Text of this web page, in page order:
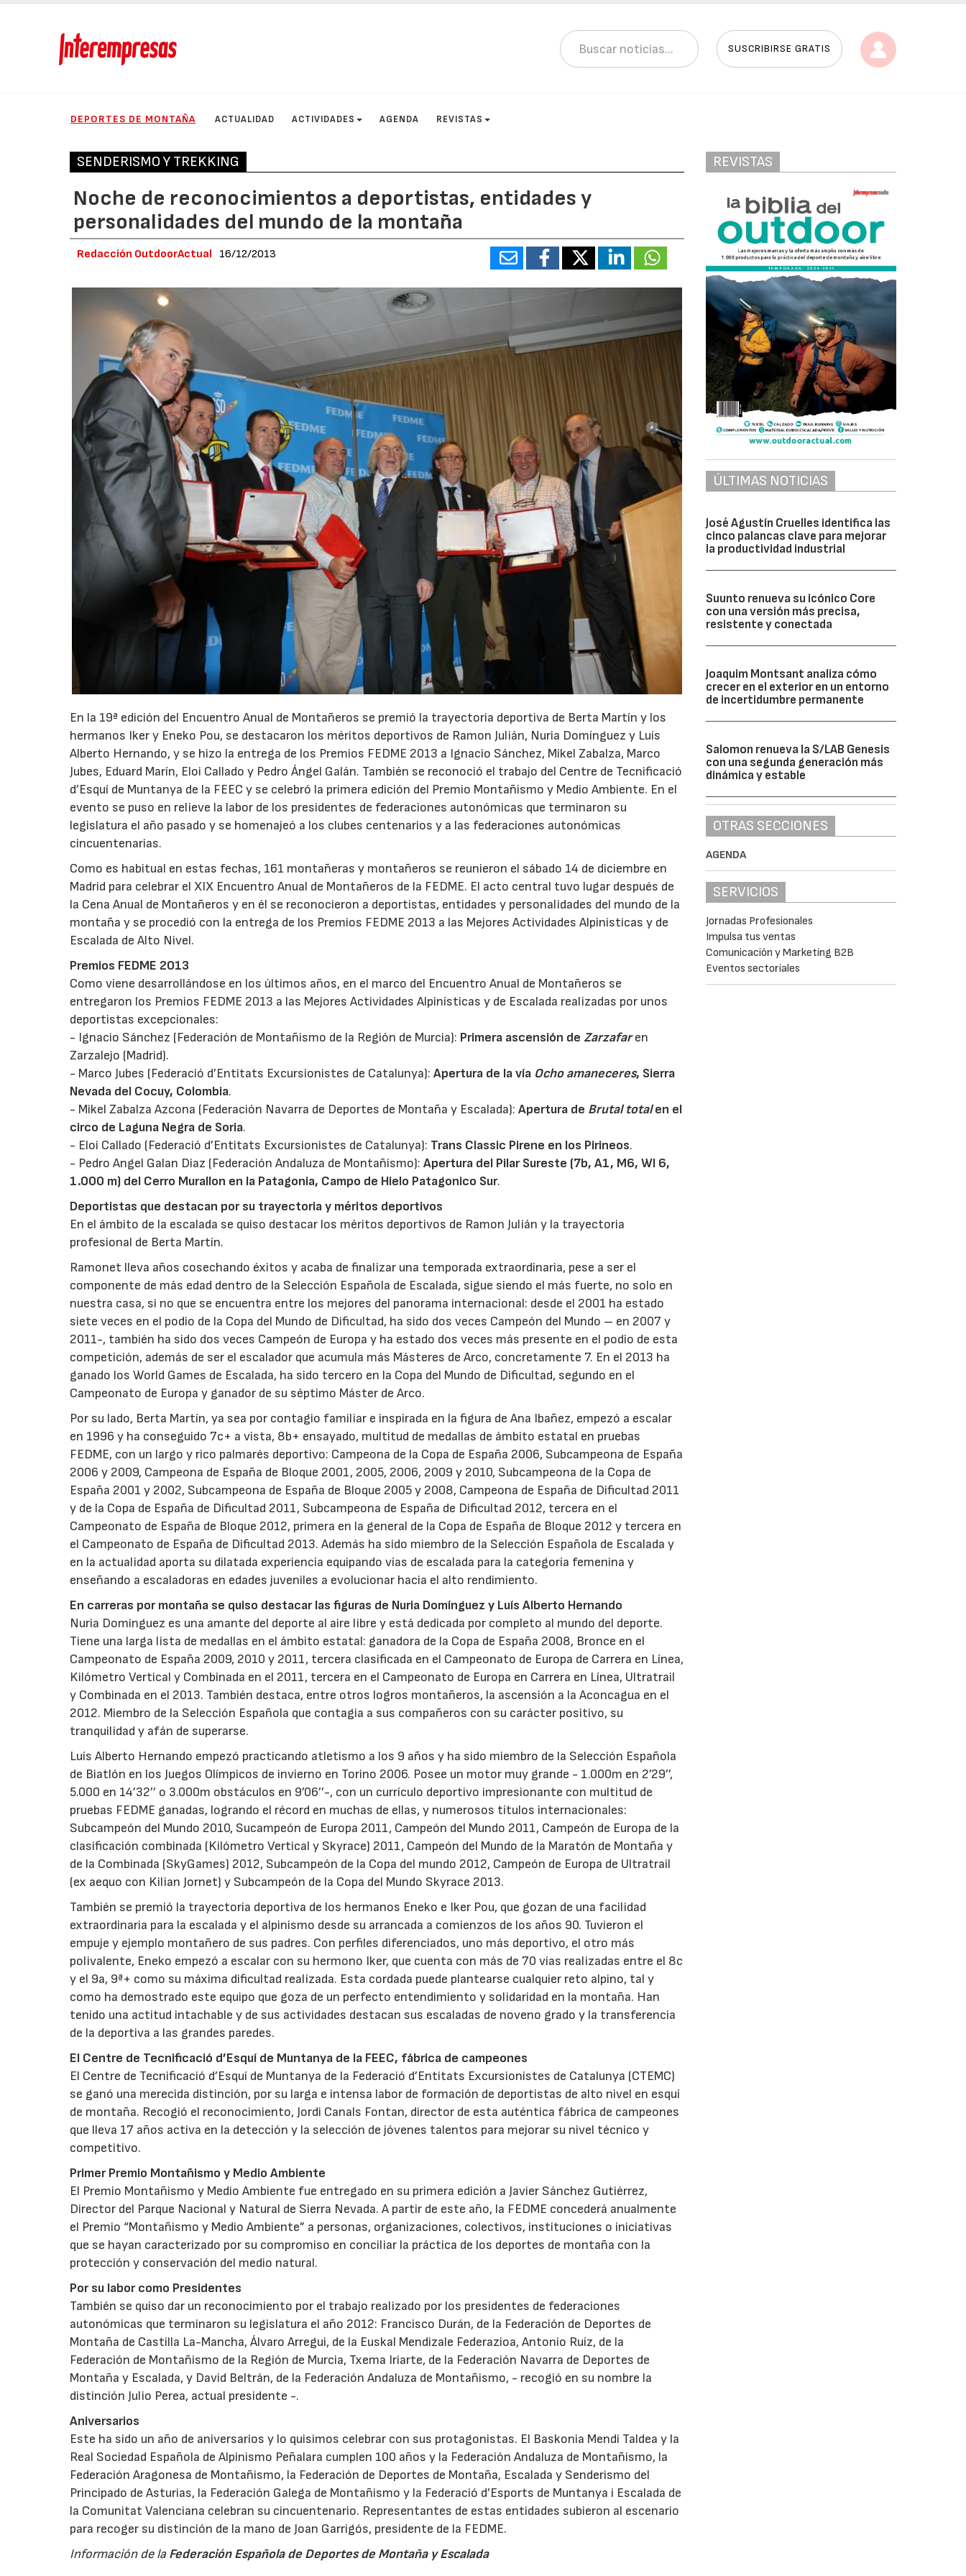
SUSCRIBIRSE GRATIS
DEPORTES DE MONTAÑA ACTUALIDAD ACTIVIDADES AGENDA REVISTAS
SENDERISMO Y TREKKING
Noche de reconocimientos a deportistas, entidades y
personalidades del mundo de la montaña
Redacción OutdoorActual 16/12/2013
En la 19ª edición del Encuentro Anual de Montañeros se premió la trayectoria deportiva de Berta Martín y los
hermanos Iker y Eneko Pou, se destacaron los méritos deportivos de Ramon Julián, Nuria Domínguez y Luís
Alberto Hernando, y se hizo la entrega de los Premios FEDME 2013 a Ignacio Sánchez, Mikel Zabalza, Marco
Jubes, Eduard Marín, Eloi Callado y Pedro Ángel Galán. También se reconoció el trabajo del Centre de Tecnificació
d’Esquí de Muntanya de la FEEC y se celebró la primera edición del Premio Montañismo y Medio Ambiente. En el
evento se puso en relieve la labor de los presidentes de federaciones autonómicas que terminaron su
legislatura el año pasado y se homenajeó a los clubes centenarios y a las federaciones autonómicas
cincuentenarias.
Como es habitual en estas fechas, 161 montañeras y montañeros se reunieron el sábado 14 de diciembre en
Madrid para celebrar el XIX Encuentro Anual de Montañeros de la FEDME. El acto central tuvo lugar después de
la Cena Anual de Montañeros y en él se reconocieron a deportistas, entidades y personalidades del mundo de la
montaña y se procedió con la entrega de los Premios FEDME 2013 a las Mejores Actividades Alpinísticas y de
Escalada de Alto Nivel.
Premios FEDME 2013
Como viene desarrollándose en los últimos años, en el marco del Encuentro Anual de Montañeros se
entregaron los Premios FEDME 2013 a las Mejores Actividades Alpinísticas y de Escalada realizadas por unos
deportistas excepcionales:
- Ignacio Sánchez (Federación de Montañismo de la Región de Murcia): Primera ascensión deZarzafaren
Zarzalejo (Madrid).
- Marco Jubes (Federació d’Entitats Excursionistes de Catalunya):Apertura de la vía Ocho amaneceres, Sierra
Nevada del Cocuy, Colombia.
- Mikel Zabalza Azcona (Federación Navarra de Deportes de Montaña y Escalada):Apertura de Brutal totalen el
circo de Laguna Negra de Soria.
- Eloi Callado (Federació d’Entitats Excursionistes de Catalunya): Trans Classic Pirene en los Pirineos.
- Pedro Angel Galan Diaz (Federación Andaluza de Montañismo):Apertura del Pilar Sureste (7b, A1, M6, WI 6,
1.000 m) del Cerro Murallon en la Patagonia, Campo de Hielo Patagonico Sur.
Deportistas que destacan por su trayectoria y méritos deportivos
En el ámbito de la escalada se quiso destacar los méritos deportivos de Ramon Julián y la trayectoria
profesional de Berta Martín.
Ramonet lleva años cosechando éxitos y acaba de finalizar una temporada extraordinaria, pese a ser el
componente de más edad dentro de la Selección Española de Escalada, sigue siendo el más fuerte, no solo en
nuestra casa, si no que se encuentra entre los mejores del panorama internacional: desde el 2001 ha estado
siete veces en el podio de la Copa del Mundo de Dificultad, ha sido dos veces Campeón del Mundo – en 2007 y
2011-, también ha sido dos veces Campeón de Europa y ha estado dos veces más presente en el podio de esta
competición, además de ser el escalador que acumula más Másteres de Arco, concretamente 7. En el 2013 ha
ganado los World Games de Escalada, ha sido tercero en la Copa del Mundo de Dificultad, segundo en el
Campeonato de Europa y ganador de su séptimo Máster de Arco.
Por su lado, Berta Martín, ya sea por contagio familiar e inspirada en la figura de Ana Ibañez, empezó a escalar
en 1996 y ha conseguido 7c+ a vista, 8b+ ensayado, multitud de medallas de ámbito estatal en pruebas
FEDME, con un largo y rico palmarés deportivo: Campeona de la Copa de España 2006, Subcampeona de España
2006 y 2009, Campeona de España de Bloque 2001, 2005, 2006, 2009 y 2010, Subcampeona de la Copa de
España 2001 y 2002, Subcampeona de España de Bloque 2005 y 2008, Campeona de España de Dificultad 2011
y de la Copa de España de Dificultad 2011, Subcampeona de España de Dificultad 2012, tercera en el
Campeonato de España de Bloque 2012, primera en la general de la Copa de España de Bloque 2012 y tercera en
el Campeonato de España de Dificultad 2013. Además ha sido miembro de la Selección Española de Escalada y
en la actualidad aporta su dilatada experiencia equipando vías de escalada para la categoría femenina y
enseñando a escaladoras en edades juveniles a evolucionar hacia el alto rendimiento.
En carreras por montaña se quiso destacar las figuras de Nuria Domínguez y Luís Alberto Hernando
Nuria Dominguez es una amante del deporte al aire libre y está dedicada por completo al mundo del deporte.
Tiene una larga lista de medallas en el ámbito estatal: ganadora de la Copa de España 2008, Bronce en el
Campeonato de España 2009, 2010 y 2011, tercera clasificada en el Campeonato de Europa de Carrera en Línea,
Kilómetro Vertical y Combinada en el 2011, tercera en el Campeonato de Europa en Carrera en Línea, Ultratrail
y Combinada en el 2013. También destaca, entre otros logros montañeros, la ascensión a la Aconcagua en el
2012. Miembro de la Selección Española que contagia a sus compañeros con su carácter positivo, su
tranquilidad y afán de superarse.
Luís Alberto Hernando empezó practicando atletismo a los 9 años y ha sido miembro de la Selección Española
de Biatlón en los Juegos Olímpicos de invierno en Torino 2006. Posee un motor muy grande - 1.000m en 2’29’’,
5.000 en 14’32’’ o 3.000m obstáculos en 9’06’’-, con un currículo deportivo impresionante con multitud de
pruebas FEDME ganadas, logrando el récord en muchas de ellas, y numerosos títulos internacionales:
Subcampeón del Mundo 2010, Sucampeón de Europa 2011, Campeón del Mundo 2011, Campeón de Europa de la
clasificación combinada (Kilómetro Vertical y Skyrace) 2011, Campeón del Mundo de la Maratón de Montaña y
de la Combinada (SkyGames) 2012, Subcampeón de la Copa del mundo 2012, Campeón de Europa de Ultratrail
(ex aequo con Kilian Jornet) y Subcampeón de la Copa del Mundo Skyrace 2013.
También se premió la trayectoria deportiva de los hermanos Eneko e Iker Pou, que gozan de una facilidad
extraordinaria para la escalada y el alpinismo desde su arrancada a comienzos de los años 90. Tuvieron el
empuje y ejemplo montañero de sus padres. Con perfiles diferenciados, uno más deportivo, el otro más
polivalente, Eneko empezó a escalar con su hermono Iker, que cuenta con más de 70 vías realizadas entre el 8c
y el 9a, 9ª+ como su máxima dificultad realizada. Esta cordada puede plantearse cualquier reto alpino, tal y
como ha demostrado este equipo que goza de un perfecto entendimiento y solidaridad en la montaña. Han
tenido una actitud intachable y de sus actividades destacan sus escaladas de noveno grado y la transferencia
de la deportiva a las grandes paredes.
El Centre de Tecnificació d’Esquí de Muntanya de la FEEC, fábrica de campeones
El Centre de Tecnificació d’Esquí de Muntanya de la Federació d’Entitats Excursionistes de Catalunya (CTEMC)
se ganó una merecida distinción, por su larga e intensa labor de formación de deportistas de alto nivel en esquí
de montaña. Recogió el reconocimiento, Jordi Canals Fontan, director de esta auténtica fábrica de campeones
que lleva 17 años activa en la detección y la selección de jóvenes talentos para mejorar su nivel técnico y
competitivo.
Primer Premio Montañismo y Medio Ambiente
El Premio Montañismo y Medio Ambiente fue entregado en su primera edición a Javier Sánchez Gutiérrez,
Director del Parque Nacional y Natural de Sierra Nevada. A partir de este año, la FEDME concederá anualmente
el Premio “Montañismo y Medio Ambiente” a personas, organizaciones, colectivos, instituciones o iniciativas
que se hayan caracterizado por su compromiso en conciliar la práctica de los deportes de montaña con la
protección y conservación del medio natural.
Por su labor como Presidentes
También se quiso dar un reconocimiento por el trabajo realizado por los presidentes de federaciones
autonómicas que terminaron su legislatura el año 2012: Francisco Durán, de la Federación de Deportes de
Montaña de Castilla La-Mancha, Álvaro Arregui, de la Euskal Mendizale Federazioa, Antonio Ruíz, de la
Federación de Montañismo de la Región de Murcia, Txema Iriarte, de la Federación Navarra de Deportes de
Montaña y Escalada, y David Beltrán, de la Federación Andaluza de Montañismo, - recogió en su nombre la
distinción Julio Perea, actual presidente -.
Aniversarios
Este ha sido un año de aniversarios y lo quisimos celebrar con sus protagonistas. El Baskonia Mendi Taldea y la
Real Sociedad Española de Alpinismo Peñalara cumplen 100 años y la Federación Andaluza de Montañismo, la
Federación Aragonesa de Montañismo, la Federación de Deportes de Montaña, Escalada y Senderismo del
Principado de Asturias, la Federación Galega de Montañismo y la Federació d’Esports de Muntanya i Escalada de
la Comunitat Valenciana celebran su cincuentenario. Representantes de estas entidades subieron al escenario
para recoger su distinción de la mano de Joan Garrigós, presidente de la FEDME.
Información de la Federación Española de Deportes de Montaña y Escalada
REVISTAS
ÚLTIMAS NOTICIAS
José Agustín Cruelles identifica las
cinco palancas clave para mejorar
la productividad industrial
Suunto renueva su icónico Core
con una versión más precisa,
resistente y conectada
Joaquim Montsant analiza cómo
crecer en el exterior en un entorno
de incertidumbre permanente
Salomon renueva la S/LAB Genesis
con una segunda generación más
dinámica y estable
OTRAS SECCIONES
AGENDA
SERVICIOS
Jornadas Profesionales
Impulsa tus ventas
Comunicación y Marketing B2B
Eventos sectoriales